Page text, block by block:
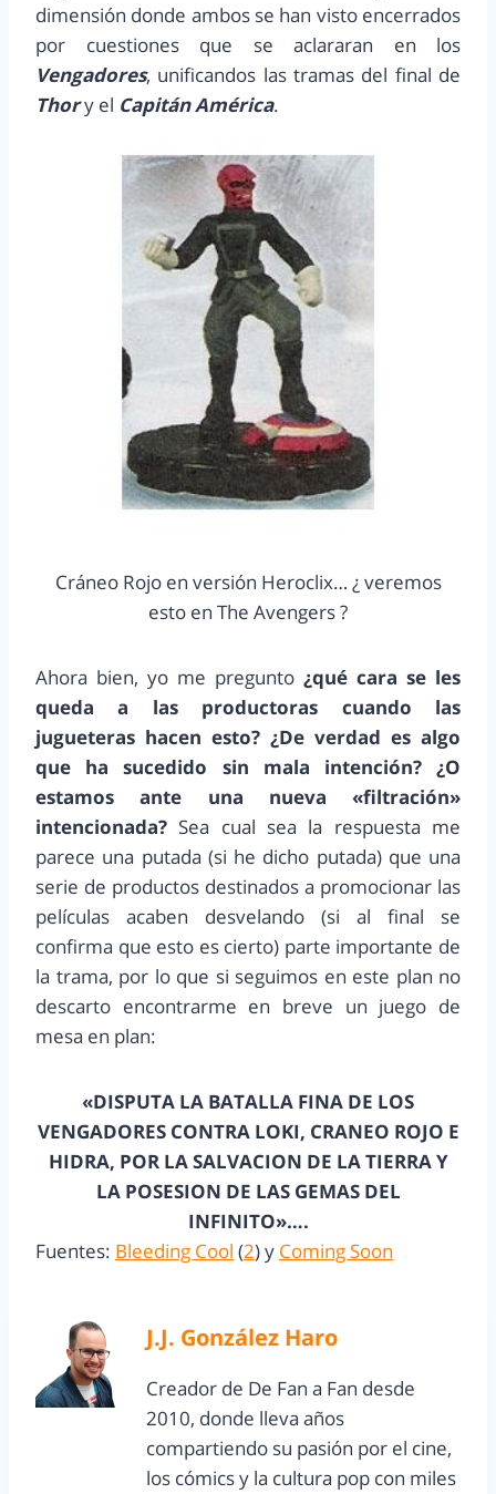
dimensión donde ambos se han visto encerrados
por cuestiones que se aclararan en los
Vengadores, unificandos las tramas del final de
Thory el Capitán América.
Cráneo Rojo en versión Heroclix… ¿ veremos
esto en The Avengers ?
Ahora bien, yo me pregunto ¿qué cara se les
queda a las productoras cuando las
jugueteras hacen esto? ¿De verdad es algo
que ha sucedido sin mala intención? ¿O
estamos ante una nueva «filtración»
intencionada? Sea cual sea la respuesta me
parece una putada (si he dicho putada) que una
serie de productos destinados a promocionar las
películas acaben desvelando (si al final se
confirma que esto es cierto) parte importante de
la trama, por lo que si seguimos en este plan no
descarto encontrarme en breve un juego de
mesa en plan:
«DISPUTA LA BATALLA FINA DE LOS
VENGADORES CONTRA LOKI, CRANEO ROJO E
HIDRA, POR LA SALVACION DE LA TIERRA Y
LA POSESION DE LAS GEMAS DEL
INFINITO»….
Fuentes: Bleeding Cool (2) y Coming Soon
J.J. González Haro
Creador de De Fan a Fan desde
2010, donde lleva años
compartiendo su pasión por el cine,
los cómics y la cultura pop con miles